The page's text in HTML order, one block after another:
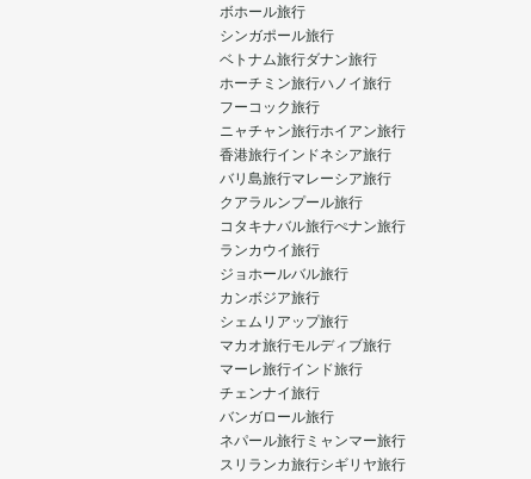
ボホール旅行
シンガポール旅行
ベトナム旅行ダナン旅行
ホーチミン旅行ハノイ旅行
フーコック旅行
ニャチャン旅行ホイアン旅行
香港旅行インドネシア旅行
バリ島旅行マレーシア旅行
クアラルンプール旅行
コタキナバル旅行ぺナン旅行
ランカウイ旅行
ジョホールバル旅行
カンボジア旅行
シェムリアップ旅行
マカオ旅行モルディブ旅行
マーレ旅行インド旅行
チェンナイ旅行
バンガロール旅行
ネパール旅行 ミャンマー旅行
スリランカ旅行シギリヤ旅行